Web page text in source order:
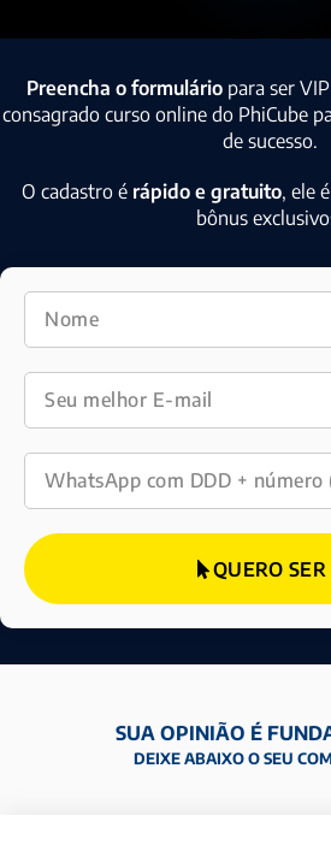
Preencha o formulário para ser
consagrado curso online do PhiCube
de sucesso.
O cadastro é rápido e gratuito, ele
bônus
QUERO
SUA OPINIÃO É
DEIXE ABAIXO O SEU